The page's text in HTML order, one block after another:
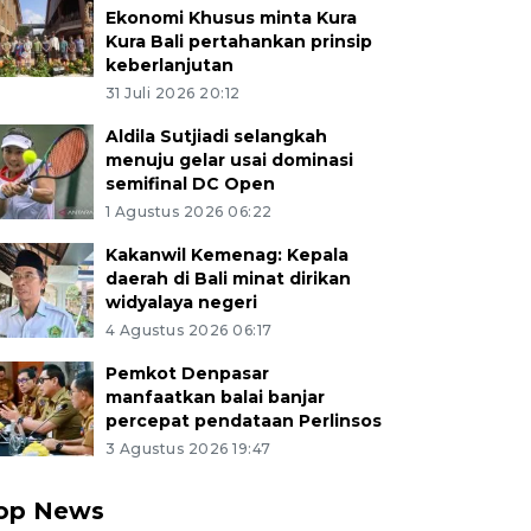
Ekonomi Khusus minta Kura
Kura Bali pertahankan prinsip
keberlanjutan
31 Juli 2026 20:12
Aldila Sutjiadi selangkah
menuju gelar usai dominasi
semifinal DC Open
1 Agustus 2026 06:22
Kakanwil Kemenag: Kepala
daerah di Bali minat dirikan
widyalaya negeri
4 Agustus 2026 06:17
Pemkot Denpasar
manfaatkan balai banjar
percepat pendataan Perlinsos
3 Agustus 2026 19:47
News